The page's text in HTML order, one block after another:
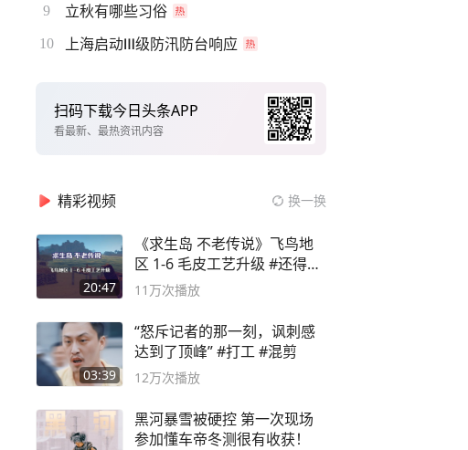
9 立秋有哪些习俗
10 上海启动Ⅲ级防汛防台响应
扫码下载今日头条APP
看最新、最热资讯内容
精彩视频 换一换
20:47
《求生岛 不老传说》飞鸟地
区 1-6 毛皮工艺升级 #还得是
主机大作
11万次播放
03:39
“怒斥记者的那一刻，讽刺感
达到了顶峰” #打工 #混剪
12万次播放
黑河暴雪被硬控 第一次现场
参加懂车帝冬测很有收获！